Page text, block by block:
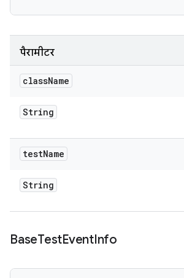
पैरामीटर
className
String
testName
String
BaseTestEventInfo